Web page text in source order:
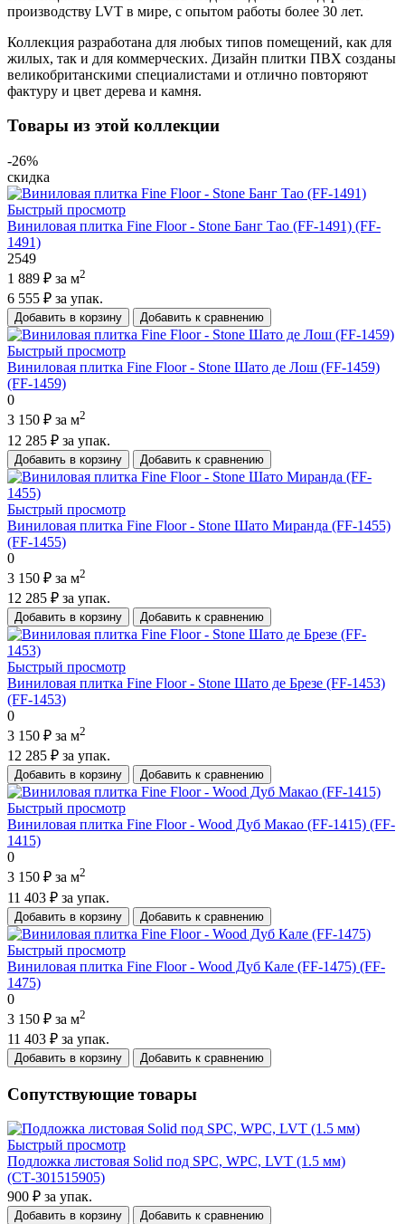
производству LVT в мире, с опытом работы более 30 лет.
Коллекция разработана для любых типов помещений, как для
жилых, так и для коммерческих. Дизайн плитки ПВХ созданы
великобританскими специалистами и отлично повторяют
фактуру и цвет дерева и камня.
Товары из этой коллекции
-26%
скидка
Быстрый просмотр
Виниловая плитка Fine Floor - Stone Банг Тао (FF-1491) (FF-
1491)
2549
1 889 ₽ за м2
6 555 ₽ за упак.
Добавить в корзину Добавить к сравнению
Быстрый просмотр
Виниловая плитка Fine Floor - Stone Шато де Лош (FF-1459)
(FF-1459)
0
3 150 ₽ за м2
12 285 ₽ за упак.
Добавить в корзину Добавить к сравнению
Быстрый просмотр
Виниловая плитка Fine Floor - Stone Шато Миранда (FF-1455)
(FF-1455)
0
3 150 ₽ за м2
12 285 ₽ за упак.
Добавить в корзину Добавить к сравнению
Быстрый просмотр
Виниловая плитка Fine Floor - Stone Шато де Брезе (FF-1453)
(FF-1453)
0
3 150 ₽ за м2
12 285 ₽ за упак.
Добавить в корзину Добавить к сравнению
Быстрый просмотр
Виниловая плитка Fine Floor - Wood Дуб Макао (FF-1415) (FF-
1415)
0
3 150 ₽ за м2
11 403 ₽ за упак.
Добавить в корзину Добавить к сравнению
Быстрый просмотр
Виниловая плитка Fine Floor - Wood Дуб Кале (FF-1475) (FF-
1475)
0
3 150 ₽ за м2
11 403 ₽ за упак.
Добавить в корзину Добавить к сравнению
Сопутствующие товары
Быстрый просмотр
Подложка листовая Solid под SPC, WPC, LVT (1.5 мм)
(СТ-301515905)
900 ₽ за упак.
Добавить в корзину Добавить к сравнению